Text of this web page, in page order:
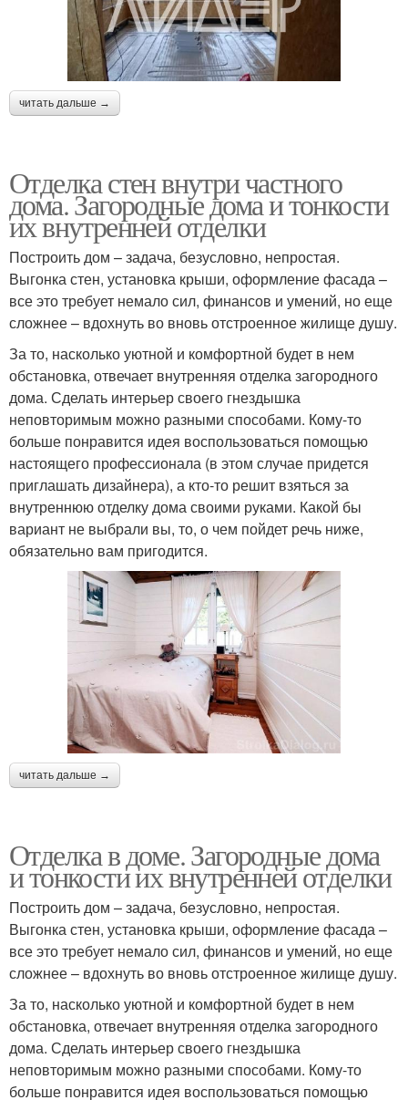
читать дальше →
Отделка стен внутри частного
дома. Загородные дома и тонкости
их внутренней отделки
Построить дом – задача, безусловно, непростая.
Выгонка стен, установка крыши, оформление фасада –
все это требует немало сил, финансов и умений, но еще
сложнее – вдохнуть во вновь отстроенное жилище душу.
За то, насколько уютной и комфортной будет в нем
обстановка, отвечает внутренняя отделка загородного
дома. Сделать интерьер своего гнездышка
неповторимым можно разными способами. Кому-то
больше понравится идея воспользоваться помощью
настоящего профессионала (в этом случае придется
приглашать дизайнера), а кто-то решит взяться за
внутреннюю отделку дома своими руками. Какой бы
вариант не выбрали вы, то, о чем пойдет речь ниже,
обязательно вам пригодится.
читать дальше →
Отделка в доме. Загородные дома
и тонкости их внутренней отделки
Построить дом – задача, безусловно, непростая.
Выгонка стен, установка крыши, оформление фасада –
все это требует немало сил, финансов и умений, но еще
сложнее – вдохнуть во вновь отстроенное жилище душу.
За то, насколько уютной и комфортной будет в нем
обстановка, отвечает внутренняя отделка загородного
дома. Сделать интерьер своего гнездышка
неповторимым можно разными способами. Кому-то
больше понравится идея воспользоваться помощью